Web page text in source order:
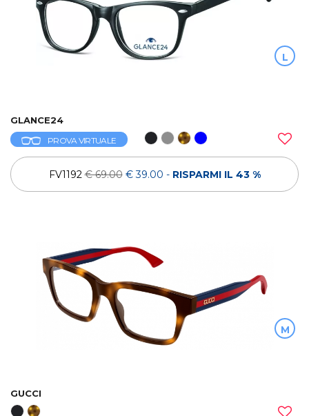
L
GLANCE24
PROVA VIRTUALE
FV1192€ 69.00 € 39.00 - RISPARMI IL 43 %
M
GUCCI